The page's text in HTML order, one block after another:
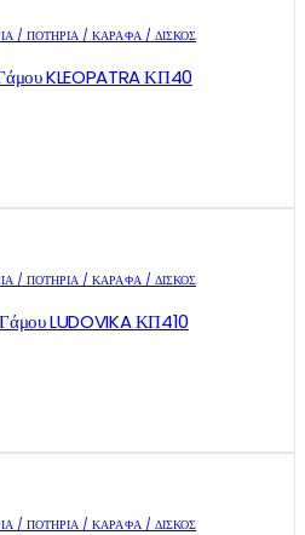
/ ΠΟΤΉΡΙΑ / ΚΑΡΆΦΑ / ΔΊΣΚΟΣ
KLEOPATRA ΚΠ40
/ ΠΟΤΉΡΙΑ / ΚΑΡΆΦΑ / ΔΊΣΚΟΣ
LUDOVIKA ΚΠ410
/ ΠΟΤΉΡΙΑ / ΚΑΡΆΦΑ / ΔΊΣΚΟΣ